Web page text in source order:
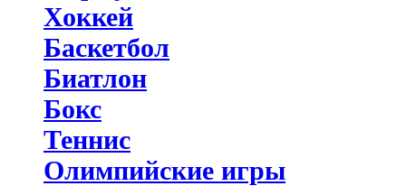
Хоккей
Баскетбол
Биатлон
Бокс
Теннис
Олимпийские игры